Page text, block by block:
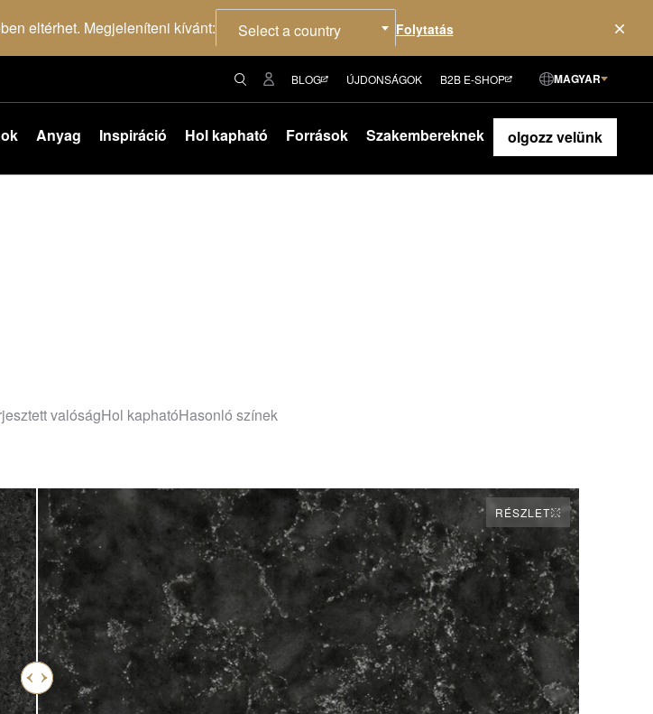
eltérhet. Megjeleníteni kívánt: Select a country
BLOG ÚJDONSÁGOK B2B E-SHOP MAGYAR
Anyag Inspiráció Hol kapható Források Szakembereknek olgozz velünk
valóságHol kaphatóHasonló színek
RÉSZLET